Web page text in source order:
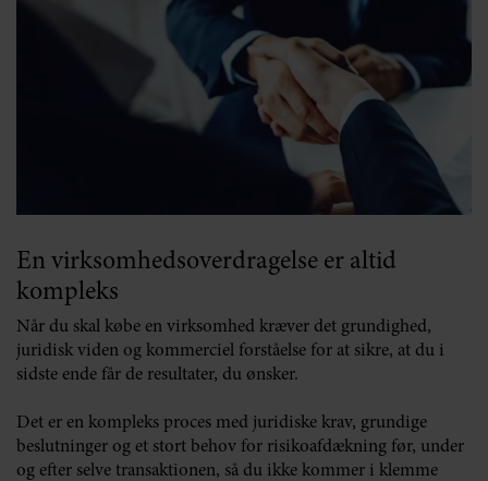
En virksomhedsoverdragelse er altid
kompleks
Når du skal købe en virksomhed kræver det grundighed,
juridisk viden og kommerciel forståelse for at sikre, at du i
sidste ende får de resultater, du ønsker.
Det er en kompleks proces med juridiske krav, grundige
beslutninger og et stort behov for risikoafdækning før, under
og efter selve transaktionen, så du ikke kommer i klemme